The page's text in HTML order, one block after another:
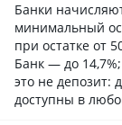
Банки
минимальный
при остатке от
Банк — до
это не депозит:
доступны в